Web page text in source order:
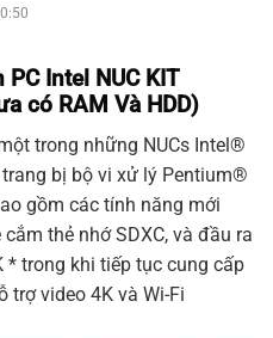
Intel NUC KIT
có RAM Và HDD)
trong những NUCs Intel®
bị bộ vi xử lý Pentium®
gồm các tính năng mới
cắm thẻ nhớ SDXC, và đầu ra
* trong khi tiếp tục cung cấp
trợ video 4K và Wi-Fi